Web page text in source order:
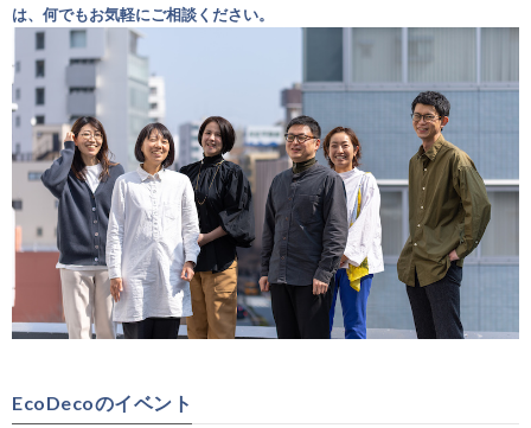
は、何でもお気軽にご相談ください。
EcoDecoのイベント